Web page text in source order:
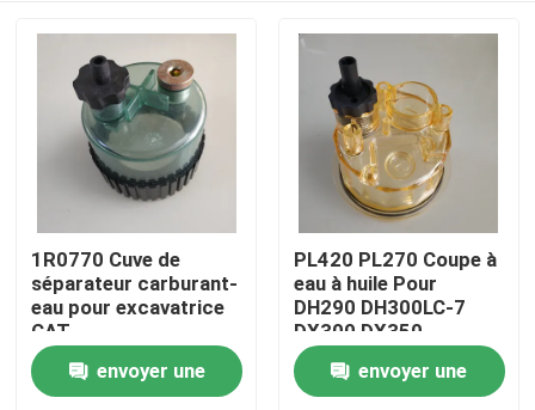
À la maison
1R0770 Cuve de
séparateur carburant-
eau pour excavatrice
CAT
envoyer une
PL420 PL270 Coupe à
eau à huile Pour
DH290 DH300LC-7
DX300 DX350
Séparateur huile-eau
envoyer une